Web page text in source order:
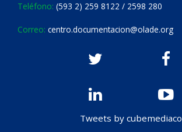
Teléfono: (593 2) 259 8122 / 2598 280
Correo: centro.documentacion@olade.org
Tweets by cubemediaco